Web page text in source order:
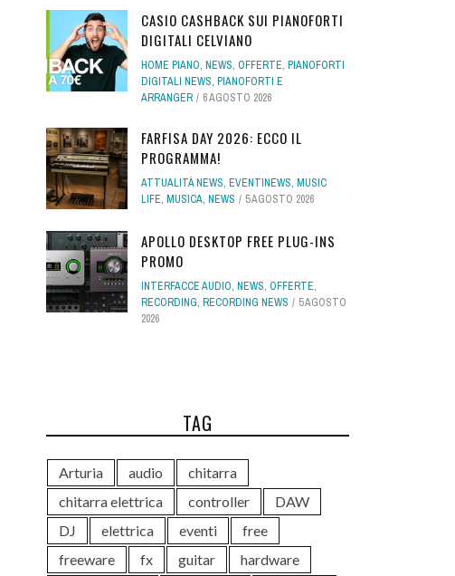
CASIO CASHBACK SUI PIANOFORTI
DIGITALI CELVIANO
HOME PIANO, NEWS, OFFERTE, PIANOFORTI
DIGITALI NEWS, PIANOFORTI E
ARRANGER
6 AGOSTO 2026
FARFISA DAY 2026: ECCO IL
PROGRAMMA!
ATTUALITÀ NEWS, EVENTINEWS, MUSIC
LIFE, MUSICA, NEWS 5 AGOSTO 2026
APOLLO DESKTOP FREE PLUG-INS
PROMO
INTERFACCE AUDIO, NEWS, OFFERTE,
RECORDING, RECORDING NEWS
5 AGOSTO
2026
TAG
Arturia audio
chitarra
chitarra elettrica
controller
DAW
DJ
elettrica eventi
free
freeware
fx guitar
hardware